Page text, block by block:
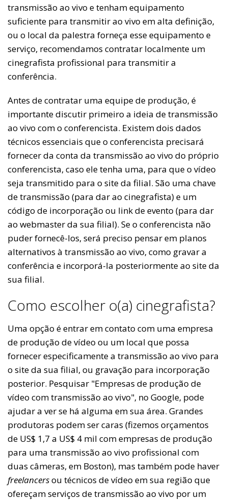
transmissão ao vivo e tenham equipamento
suficiente para transmitir ao vivo em alta definição,
ou o local da palestra forneça esse equipamento e
serviço, recomendamos contratar localmente um
cinegrafista profissional para transmitir a
conferência.
Antes de contratar uma equipe de produção, é
importante discutir primeiro a ideia de transmissão
ao vivo com o conferencista. Existem dois dados
técnicos essenciais que o conferencista precisará
fornecer da conta da transmissão ao vivo do próprio
conferencista, caso ele tenha uma, para que o vídeo
seja transmitido para o site da filial. São uma chave
de transmissão (para dar ao cinegrafista) e um
código de incorporação ou link de evento (para dar
ao webmaster da sua filial). Se o conferencista não
puder fornecê-los, será preciso pensar em planos
alternativos à transmissão ao vivo, como gravar a
conferência e incorporá-la posteriormente ao site da
sua filial.
Como escolher o(a) cinegrafista?
Uma opção é entrar em contato com uma empresa
de produção de vídeo ou um local que possa
fornecer especificamente a transmissão ao vivo para
o site da sua filial, ou gravação para incorporação
posterior. Pesquisar "Empresas de produção de
vídeo com transmissão ao vivo", no Google, pode
ajudar a ver se há alguma em sua área. Grandes
produtoras podem ser caras (fizemos orçamentos
de US$ 1,7 a US$ 4 mil com empresas de produção
para uma transmissão ao vivo profissional com
duas câmeras, em Boston), mas também pode haver
freelancersou técnicos de vídeo em sua região que
ofereçam serviços de transmissão ao vivo por um